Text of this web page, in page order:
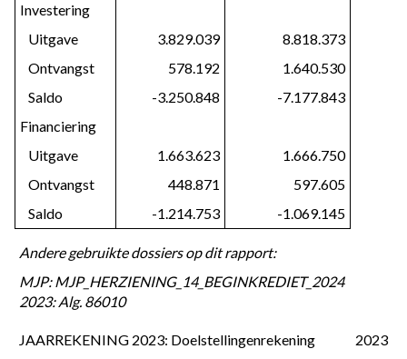
Investering
   Uitgave
3.829.039
8.818.373
   Ontvangst
578.192
1.640.530
   Saldo
-3.250.848
-7.177.843
Financiering
   Uitgave
1.663.623
1.666.750
   Ontvangst
448.871
597.605
   Saldo
-1.214.753 -1.069.145
Andere gebruikte dossiers op dit rapport:
MJP: MJP_HERZIENING_14_BEGINKREDIET_2024
2023: Alg. 86010
JAARREKENING 2023: Doelstellingenrekening
2023